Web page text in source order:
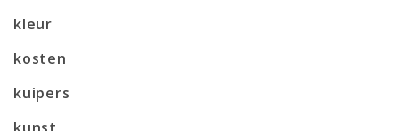
kleur
kosten
kuipers